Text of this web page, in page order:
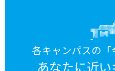
各キャンパスの「
あなたに近